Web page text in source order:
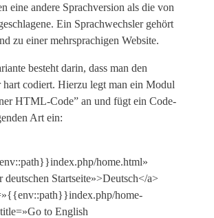
eine andere Sprachversion als die von
Ein Sprachwechsler gehört
zu einer mehrsprachigen Website.
besteht darin, dass man den
hart codiert. Hierzu legt man ein Modul
HTML-Code” an und fügt ein Code-
Art ein:
home.html»
deutschen Startseite»>Deutsch</a>
home-
to English